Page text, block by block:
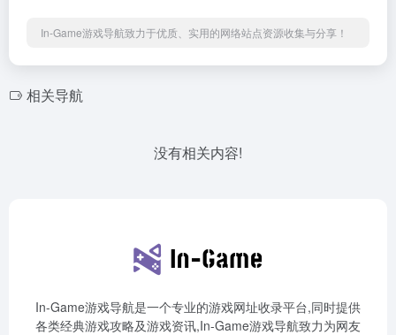
In-Game游戏导航致力于优质、实用的网络站点资源收集与分享！
相关导航
没有相关内容!
In-Game游戏导航是一个专业的游戏网址收录平台,同时提供
各类经典游戏攻略及游戏资讯,In-Game游戏导航致力为网友